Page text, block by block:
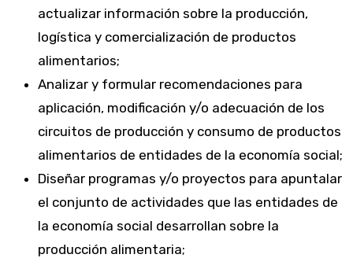
actualizar información sobre la producción,
logística y comercialización de productos
alimentarios;
Analizar y formular recomendaciones para
aplicación, modificación y/o adecuación de los
circuitos de producción y consumo de productos
alimentarios de entidades de la economía social;
Diseñar programas y/o proyectos para apuntalar
el conjunto de actividades que las entidades de
la economía social desarrollan sobre la
producción alimentaria;